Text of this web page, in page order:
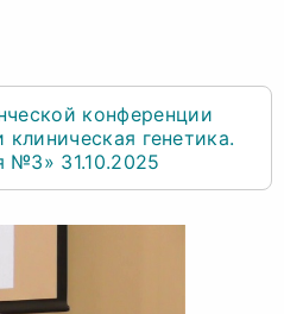
конференции
генетика.
№3» 31.10.2025